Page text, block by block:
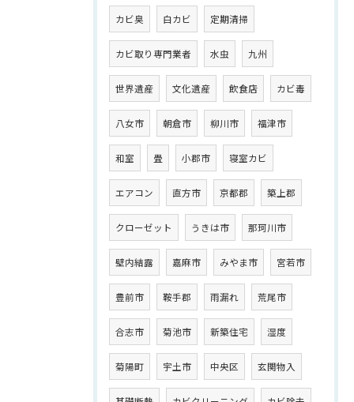
カビ臭 白カビ 定期清掃
カビ取り専門業者 水虫 九州
世界遺産 文化遺産 飲食店 カビ毒
八女市 朝倉市 柳川市 福津市
和室 畳 小郡市 寝室カビ
エアコン 直方市 京都郡 築上郡
クローゼット うきは市 那珂川市
壁内結露 嘉麻市 みやま市 宮若市
豊前市 鞍手郡 雨漏れ 荒尾市
合志市 菊池市 新築住宅 湿度
菊陽町 宇土市 中央区 玄関物入